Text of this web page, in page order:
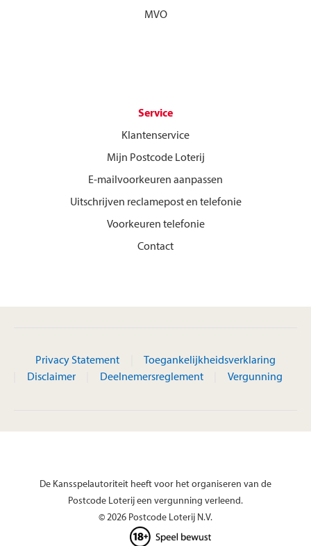
MVO
Service
Klantenservice
Mijn Postcode Loterij
E-mailvoorkeuren aanpassen
Uitschrijven reclamepost en telefonie
Voorkeuren telefonie
Contact
Privacy Statement
Toegankelijkheidsverklaring
Disclaimer
Deelnemersreglement Vergunning
De Kansspelautoriteit heeft voor het organiseren van de
Postcode Loterij een vergunning verleend.
© 2026 Postcode Loterij N.V.